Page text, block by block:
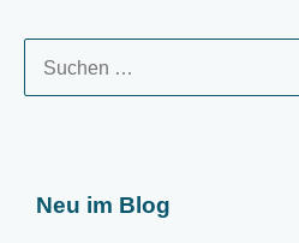
u
Neu im Blog